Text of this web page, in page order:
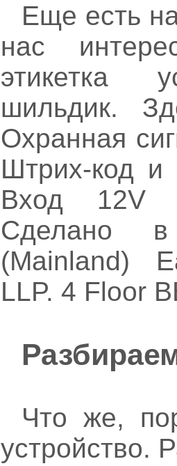
Еще есть
нас
этикетка
шильдик.
Охранная
Штрих-код и
Вход 12V
Сделано
(Mainland)
LLP. 4 Floor
Что же,
устройство.